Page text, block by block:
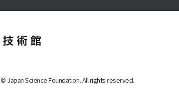
© Japan Science Foundation. All rights reserved.